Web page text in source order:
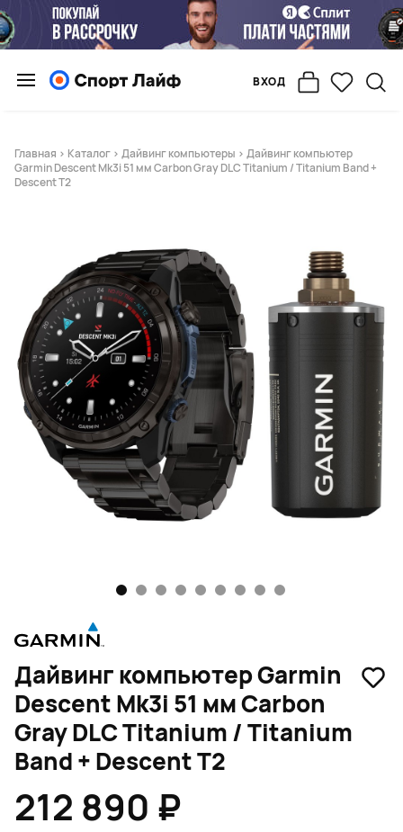
ВХОД
Главная > Каталог > Дайвинг компьютеры > Дайвинг компьютер
Garmin Descent Mk3i 51 мм Carbon Gray DLC Titanium / Titanium Band +
Descent T2
Дайвинг компьютер Garmin
Descent Mk3i 51 мм Carbon
Gray DLC Titanium / Titanium
Band + Descent T2
212 890 ₽
1 2 3 4 5 6 7 8 9